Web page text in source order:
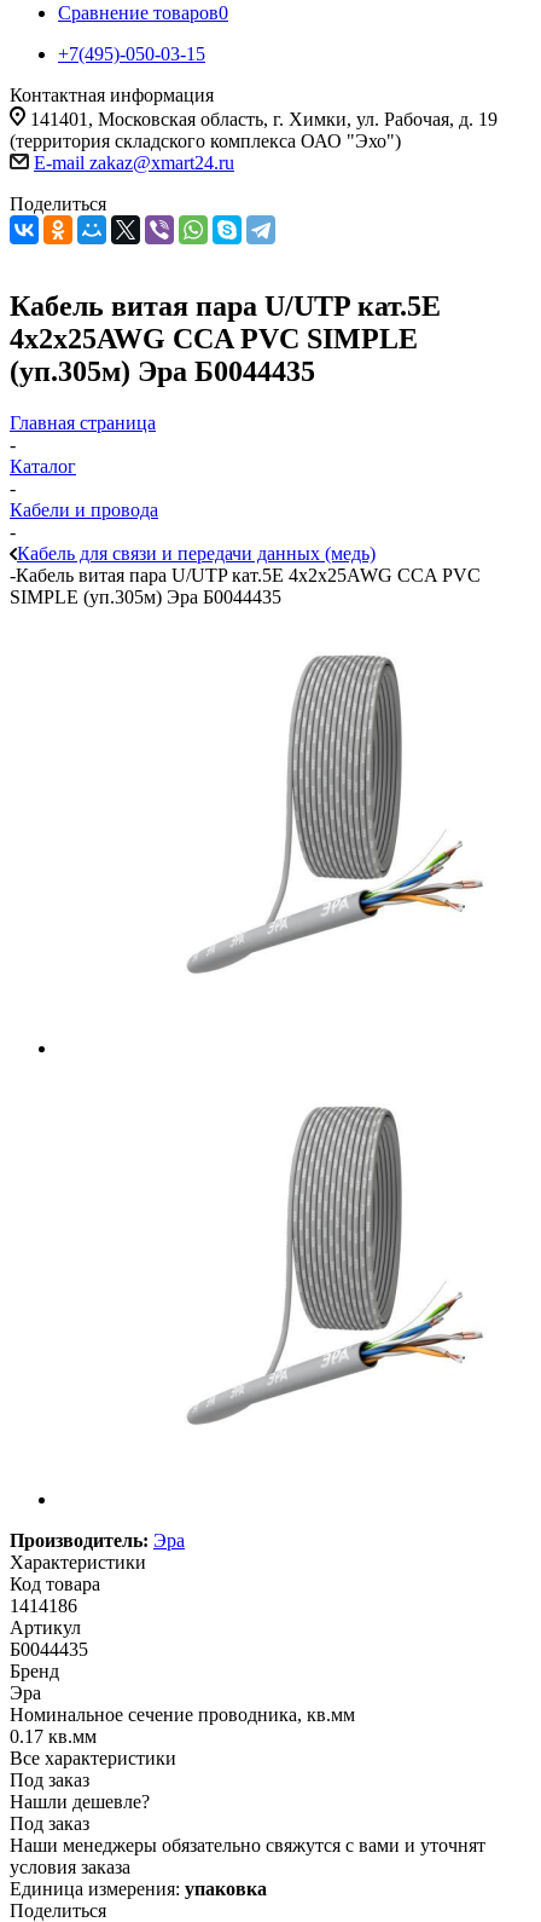
Сравнение товаров0
+7(495)-050-03-15
Контактная информация
141401, Московская область, г. Химки, ул. Рабочая, д. 19
(территория складского комплекса ОАО "Эхо")
E-mail zakaz@xmart24.ru
Поделиться
Кабель витая пара U/UTP кат.5E
4х2х25AWG CCA PVC SIMPLE
(уп.305м) Эра Б0044435
Главная страница
-
Каталог
-
Кабели и провода
-
Кабель для связи и передачи данных (медь)
-Кабель витая пара U/UTP кат.5E 4х2х25AWG CCA PVC
SIMPLE (уп.305м) Эра Б0044435
Производитель: Эра
Характеристики
Код товара
1414186
Артикул
Б0044435
Бренд
Эра
Номинальное сечение проводника, кв.мм
0.17 кв.мм
Все характеристики
Под заказ
Нашли дешевле?
Под заказ
Наши менеджеры обязательно свяжутся с вами и уточнят
условия заказа
Единица измерения: упаковка
Поделиться